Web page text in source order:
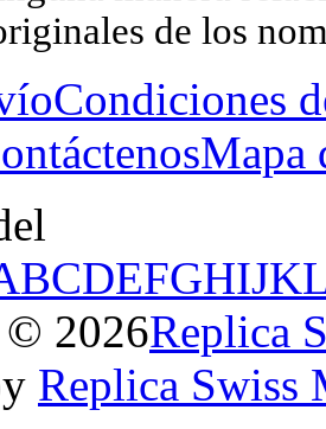
de los
Condiciones
Mapa
BCDEFGHIJK
2026Replica
Replica Swiss